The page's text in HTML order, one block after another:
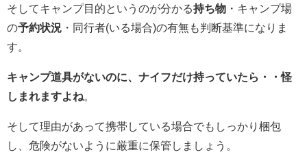
そしてキャンプ目的というのが分かる持ち物 ・キャンプ場
の予約状況 ・同行者(いる場合)の有無も判断基準になりま
す。
キャンプ道具がないのに、ナイフだけ持っていたら・・怪
しまれますよね
そして理由があって携帯している場合でもしっかり梱包
し、危険がないように厳重に保管しましょう。